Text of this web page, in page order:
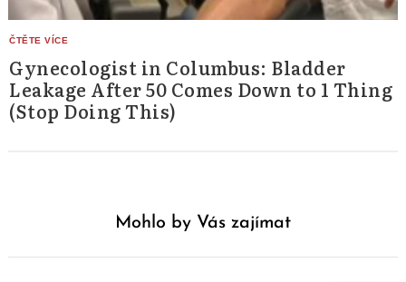
Gynecologist in Columbus: Bladder
Leakage After 50 Comes Down to 1 Thing
(Stop Doing This)
Mohlo by Vás zajímat